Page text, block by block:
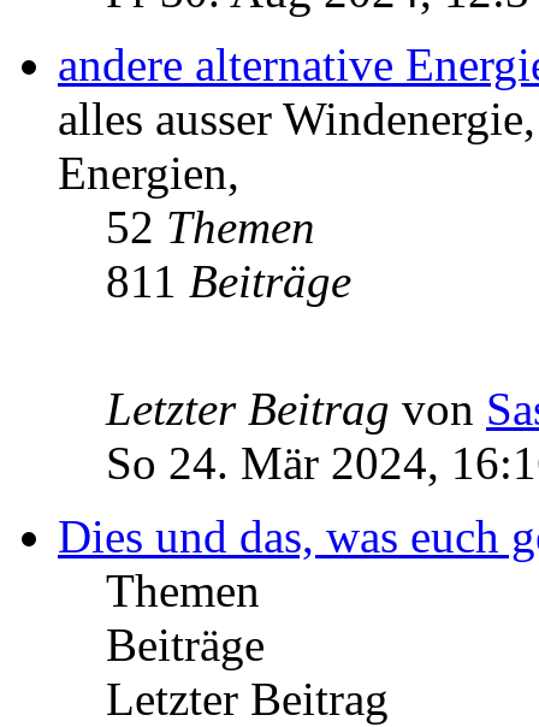
andere alternative
alles ausser
Energien,
52 Themen
811 Beiträge
Letzter Beitrag von
So 24. Mär 2024,
Dies und das, was euch
Themen
Beiträge
Letzter Beitrag